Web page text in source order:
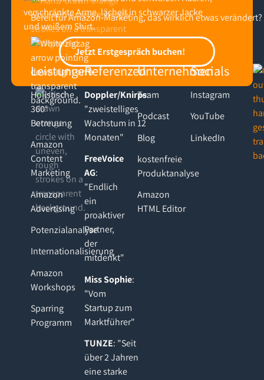
Bereit für Amazon-Marketing, das wirklich etwas verändert?
Jetzt Erstgespräch buchen!
Jetzt Erstgespräch buchen!
Leistungen
Holistische
360°
Betreuung
Amazon
Content
Marketing
Amazon
Advertising
Potenzialanalyse
Internationalisierung
Amazon
Workshops
Sparring
Programm
Referenzen
Doppler/Knirps:
"zweistelliges
Wachstum in 12
Monaten"
FreeVoice
AG:
"Endlich
ein
proaktiver
Partner,
der
mitdenkt"
Miss Sophie:
"Vom
Startup zum
Marktführer"
TUNZE: "Seit
über 2 Jahren
eine starke
Unternehmen
Team
Podcast
Blog
kostenfreie
Produktanalyse
Amazon
HTML Editor
Socials
Instagram
YouTube
LinkedIn